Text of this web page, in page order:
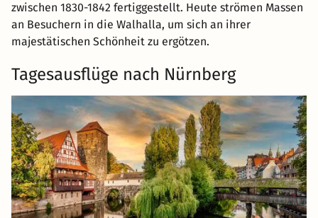
zwischen 1830-1842 fertiggestellt. Heute strömen Massen
an Besuchern in die Walhalla, um sich an ihrer
majestätischen Schönheit zu ergötzen.
Tagesausflüge nach Nürnberg